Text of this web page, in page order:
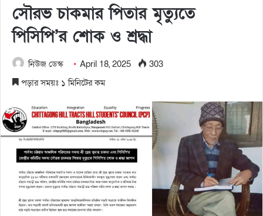
সৌরভ চাকমার পিতার মৃত্যুতে
পিসিপি’র শোক ও শ্রদ্ধা
নিউজ ডেস্ক April 18, 2025
303
পড়ার সময়ঃ ১ মিনিটের কম